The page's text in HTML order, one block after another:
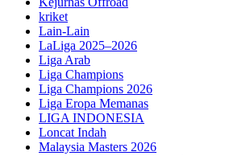
kriket
Lain-Lain
LaLiga 2025–2026
Liga Arab
Liga Champions
Liga Champions 2026
Liga Eropa Memanas
LIGA INDONESIA
Loncat Indah
Malaysia Masters 2026